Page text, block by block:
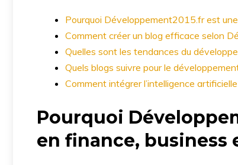
Pourquoi Développement2015.fr est
Comment créer un blog efficace selon
Quelles sont les tendances du
Quels blogs suivre pour le
Comment intégrer l’intelligence
Pourquoi
en finance, business